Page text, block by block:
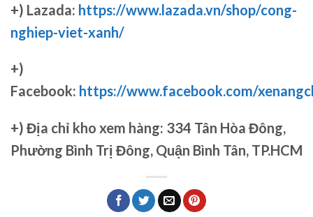
+) Lazada: https://www.lazada.vn/shop/cong-
nghiep-viet-xanh/
+)
Facebook: https://www.facebook.com/
+) Địa chỉ kho xem hàng: 334 Tân Hòa Đông,
Phường Bình Trị Đông, Quận Bình Tân, TP.HCM